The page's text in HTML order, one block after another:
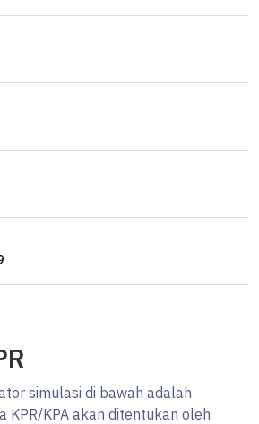
simulasi di bawah adalah
KPR/KPA akan ditentukan oleh